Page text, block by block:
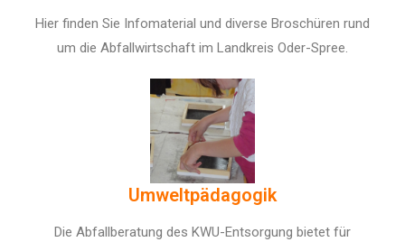
Hier finden Sie Infomaterial und diverse Broschüren rund
um die Abfallwirtschaft im Landkreis Oder-Spree.
Umweltpädagogik
Die Abfallberatung des KWU-Entsorgung bietet für